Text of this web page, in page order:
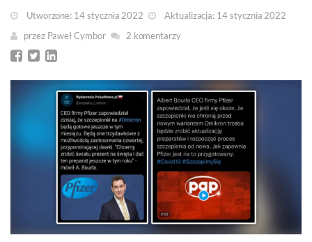
Utworzone: 14 stycznia 2022
Aktualizacja: 14 stycznia 2022
przez Paweł Cymbor 2 komentarzy